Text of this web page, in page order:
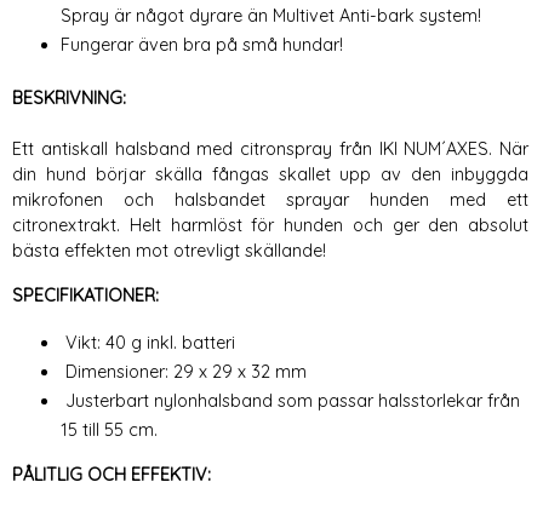
Spray är något dyrare än Multivet Anti-bark system!
Fungerar även bra på små hundar!
BESKRIVNING:
Ett antiskall halsband med citronspray från IKI NUM´AXES. När
din hund börjar skälla fångas skallet upp av den inbyggda
mikrofonen och halsbandet sprayar hunden med ett
citronextrakt. Helt harmlöst för hunden och ger den absolut
bästa effekten mot otrevligt skällande!
SPECIFIKATIONER:
Vikt: 40 g inkl. batteri
Dimensioner: 29 x 29 x 32 mm
Justerbart nylonhalsband som passar halsstorlekar från
15 till 55 cm.
PÅLITLIG OCH EFFEKTIV: